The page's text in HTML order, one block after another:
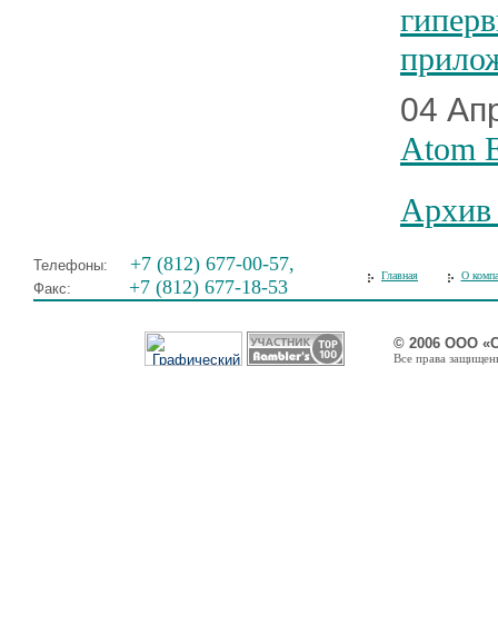
04
Atom
Архив
Телефоны: +7 (812) 677-00-57,
Факс: +7 (812) 677-18-53
Главная О
© 2006 ООО
Все права